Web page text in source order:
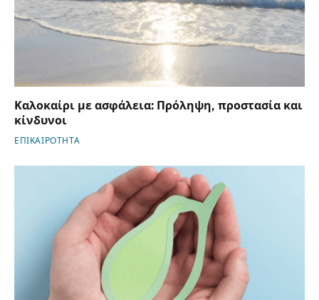
Καλοκαίρι με ασφάλεια: Πρόληψη, προστασία και
κίνδυνοι
ΕΠΙΚΑΙΡΟΤΗΤΑ